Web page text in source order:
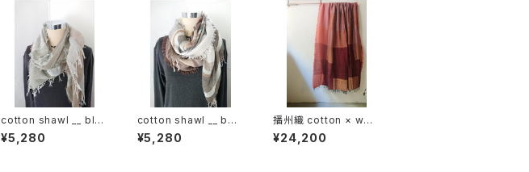
cotton shawl __ blo
ck 160 裏葉w
¥5,280
cotton shawl __ bor
der 160 春泥w
¥5,280
播州織 cotton × woo
l __ block 220-120
埋火GK
¥24,200